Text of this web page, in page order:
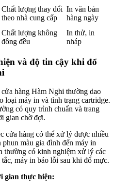
Chất lượng thay đổi
theo nhà cung cấp
In văn bản
hàng ngày
Chất lượng không
đồng đều
In thử, in
nháp
và độ tin cậy khi đổ
hàng Hàm Nghi thường dao
loại máy in và tình trạng cartridge.
có quy trình chuẩn và trang
gian chờ đợi.
cửa hàng có thể xử lý được nhiều
màu gia đình đến máy in
thường có kinh nghiệm xử lý các
máy in báo lỗi sau khi đổ mực.
gian thực hiện: